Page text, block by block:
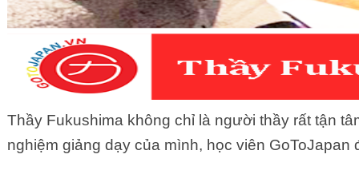
Thầy Fukushima không chỉ là người thầy rất tận
nghiệm giảng dạy của mình, học viên